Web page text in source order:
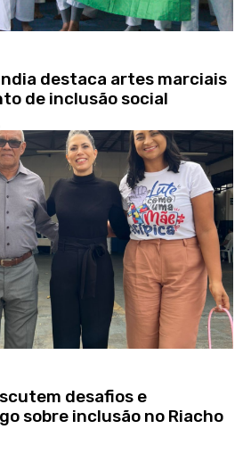
destaca artes marciais
de inclusão social
desafios e
sobre inclusão no Riacho